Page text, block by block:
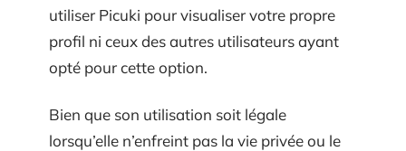
utiliser Picuki pour visualiser votre propre
profil ni ceux des autres utilisateurs ayant
opté pour cette option.
Bien que son utilisation soit légale
lorsqu’elle n’enfreint pas la vie privée ou le